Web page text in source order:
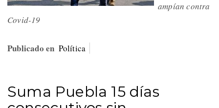
ampían contra
Covid-19
Publicado en Política
Suma Puebla 15 días